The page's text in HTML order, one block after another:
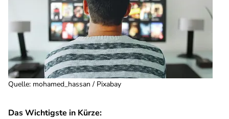
Quelle: mohamed_hassan / Pixabay
Das Wichtigste in Kürze: